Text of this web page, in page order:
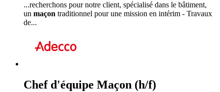
...recherchons pour notre client, spécialisé dans le bâtiment,
un maçon traditionnel pour une mission en intérim - Travaux
de...
Chef d'équipe Maçon (h/f)